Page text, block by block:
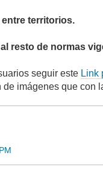
territorios.
resto de normas
seguir este Link
imágenes que con